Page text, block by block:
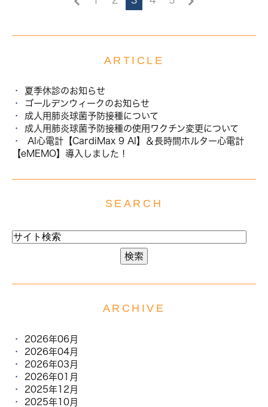
ARTICLE
夏季休診のお知らせ
ゴールデンウィークのお知らせ
成人用肺炎球菌予防接種について
成人用肺炎球菌予防接種の使用ワクチン変更について
AI心電計【CardiMax 9 AI】＆長時間ホルター心電計
【eMEMO】導入しました！
SEARCH
ARCHIVE
2026年06月
2026年04月
2026年03月
2026年01月
2025年12月
2025年10月